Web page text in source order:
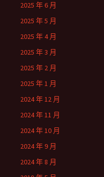
2025 年 6 月
2025 年 5 月
2025 年 4 月
2025 年 3 月
2025 年 2 月
2025 年 1 月
2024 年 12 月
2024 年 11 月
2024 年 10 月
2024 年 9 月
2024 年 8 月